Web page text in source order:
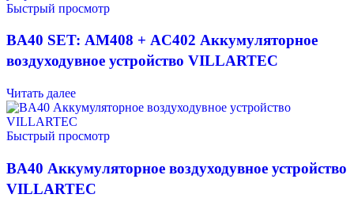
Быстрый просмотр
BA40 SET: AM408 + AC402 Аккумуляторное
воздуходувное устройство VILLARTEC
Читать далее
Быстрый просмотр
BA40 Аккумуляторное воздуходувное устройство
VILLARTEC